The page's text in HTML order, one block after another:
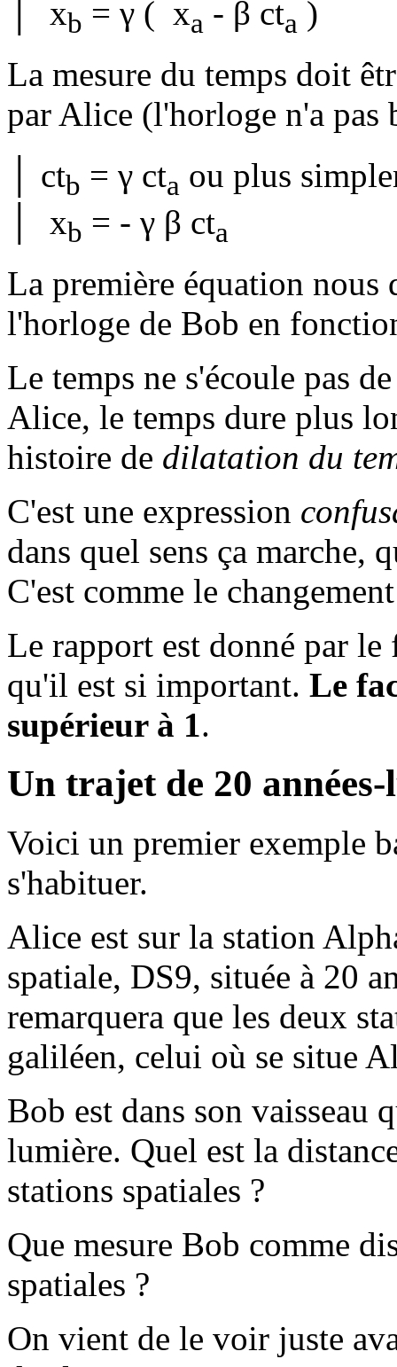
│ xb = γ ( xa - β cta )
La mesure du temps doit
par Alice (l'horloge n'a pas
│ ctb = γ cta ou plus
│ xb = - γ β cta
La première équation nous
l'horloge de Bob en
Le temps ne s'écoule pas
Alice, le temps dure plus
histoire de dilatation du
C'est une expression
dans quel sens ça marche,
C'est comme le
Le rapport est donné par
qu'il est si important. Le
supérieur à 1 .
Un trajet de 20
Voici un premier exemple
s'habituer.
Alice est sur la station
spatiale, DS9, située à 20
remarquera que les deux
galiléen, celui où se situe
Bob est dans son vaisseau
lumière. Quel est la
stations spatiales ?
Que mesure Bob comme
spatiales ?
On vient de le voir juste